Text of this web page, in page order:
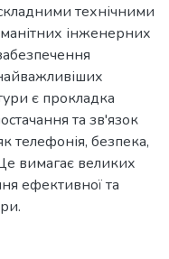
технічними
інженерних
є прокладка
та зв'язок
телефонія, безпека,
вимагає великих
ефективної та